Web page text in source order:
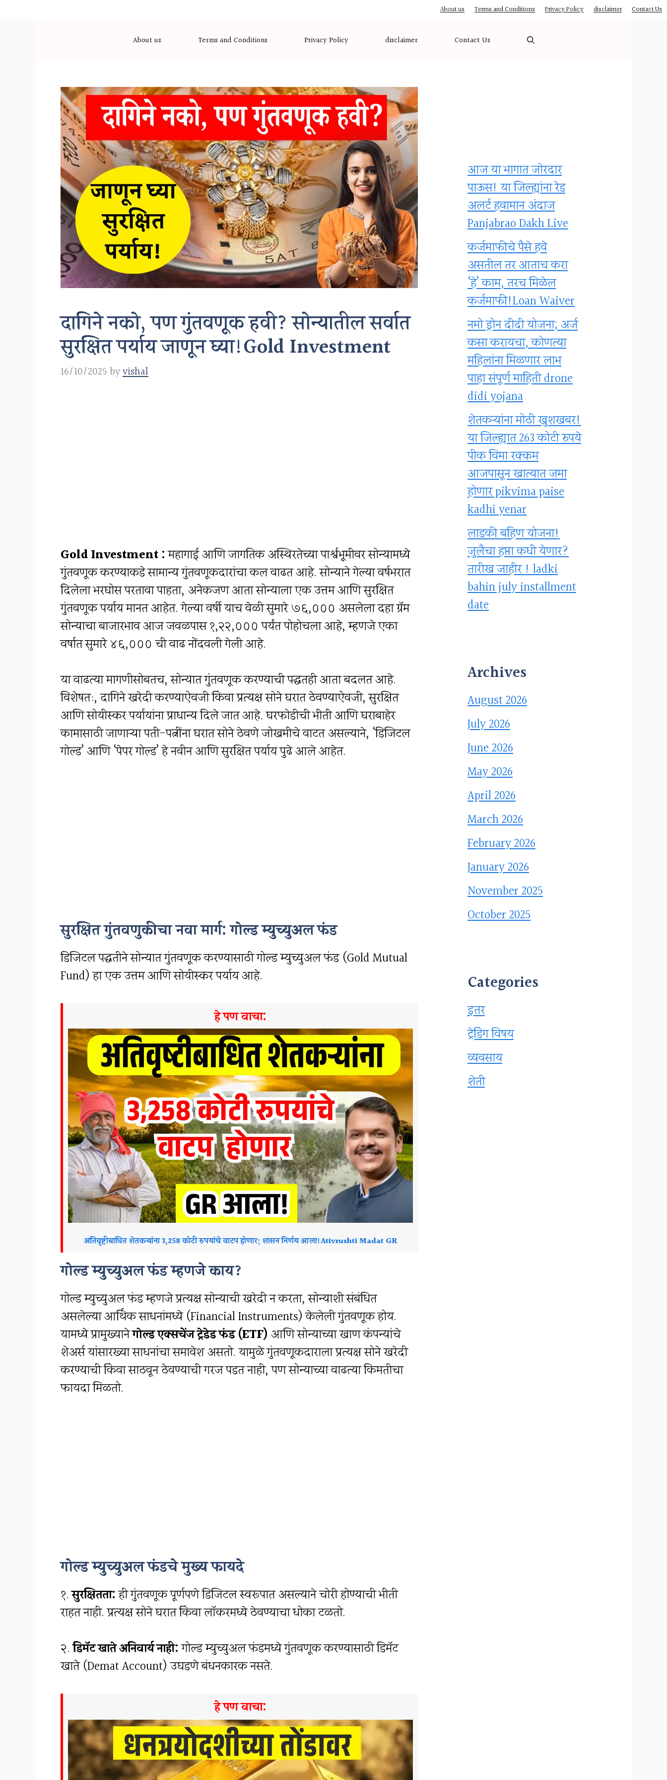
About us Terms and Conditions Privacy Policy disclaimer Contact Us
About us Terms and Conditions Privacy Policy disclaimer Contact Us
दागिने नको, पण गुंतवणूक हवी? सोन्यातील सर्वात
सुरक्षित पर्याय जाणून घ्या!Gold Investment
16/10/2025byvishal
Gold Investment :महागाई आणि जागतिक अस्थिरतेच्या पार्श्वभूमीवर सोन्यामध्ये
गुंतवणूक करण्याकडे सामान्य गुंतवणूकदारांचा कल वाढत आहे. सोन्याने गेल्या वर्षभरात
दिलेला भरघोस परतावा पाहता, अनेकजण आता सोन्याला एक उत्तम आणि सुरक्षित
गुंतवणूक पर्याय मानत आहेत. गेल्या वर्षी याच वेळी सुमारे ₹७६,००० असलेला दहा ग्रॅम
सोन्याचा बाजारभाव आज जवळपास ₹१,२२,००० पर्यंत पोहोचला आहे, म्हणजे एका
वर्षात सुमारे ₹४६,००० ची वाढ नोंदवली गेली आहे.
या वाढत्या मागणीसोबतच, सोन्यात गुंतवणूक करण्याची पद्धतही आता बदलत आहे.
विशेषतः, दागिने खरेदी करण्याऐवजी किंवा प्रत्यक्ष सोने घरात ठेवण्याऐवजी, सुरक्षित
आणि सोयीस्कर पर्यायांना प्राधान्य दिले जात आहे. घरफोडीची भीती आणि घराबाहेर
कामासाठी जाणाऱ्या पती-पत्नींना घरात सोने ठेवणे जोखमीचे वाटत असल्याने, ‘डिजिटल
गोल्ड’ आणि ‘पेपर गोल्ड’ हे नवीन आणि सुरक्षित पर्याय पुढे आले आहेत.
सुरक्षित गुंतवणुकीचा नवा मार्ग: गोल्ड म्युच्युअल फंड
डिजिटल पद्धतीने सोन्यात गुंतवणूक करण्यासाठी गोल्ड म्युच्युअल फंड (Gold Mutual
Fund) हा एक उत्तम आणि सोयीस्कर पर्याय आहे.
हे पण वाचा:
अतिवृष्टीबाधित शेतकऱ्यांना 3,258 कोटी रुपयांचे वाटप होणार; शासन निर्णय आला!Ativrushti Madat GR
गोल्ड म्युच्युअल फंड म्हणजे काय?
गोल्ड म्युच्युअल फंड म्हणजे प्रत्यक्ष सोन्याची खरेदी न करता, सोन्याशी संबंधित
असलेल्या आर्थिक साधनांमध्ये (Financial Instruments) केलेली गुंतवणूक होय.
यामध्ये प्रामुख्यानेगोल्ड एक्सचेंज ट्रेडेड फंड (ETF) आणि सोन्याच्या खाण कंपन्यांचे
शेअर्स यांसारख्या साधनांचा समावेश असतो. यामुळे गुंतवणूकदाराला प्रत्यक्ष सोने खरेदी
करण्याची किंवा साठवून ठेवण्याची गरज पडत नाही, पण सोन्याच्या वाढत्या किमतीचा
फायदा मिळतो.
गोल्ड म्युच्युअल फंडचे मुख्य फायदे
१.सुरक्षितता:ही गुंतवणूक पूर्णपणे डिजिटल स्वरूपात असल्याने चोरी होण्याची भीती
राहत नाही. प्रत्यक्ष सोने घरात किंवा लॉकरमध्ये ठेवण्याचा धोका टळतो.
२.डिमॅट खाते अनिवार्य नाही:गोल्ड म्युच्युअल फंडमध्ये गुंतवणूक करण्यासाठी डिमॅट
खाते (Demat Account) उघडणे बंधनकारक नसते.
हे पण वाचा:
आज या भागात जोरदार
पाऊस! या जिल्ह्यांना रेड
अलर्ट हवामान अंदाज
Panjabrao Dakh Live
कर्जमाफीचे पैसे हवे
असतील तर आताच करा
‘हे’ काम, तरच मिळेल
कर्जमाफी!Loan Waiver
नमो ड्रोन दीदी योजना; अर्ज
कसा करायचा, कोणत्या
महिलांना मिळणार लाभ
पाहा संपूर्ण माहिती drone
didi yojana
शेतकऱ्यांना मोठी खुशखबर!
या जिल्ह्यात 263 कोटी रुपये
पीक विमा रक्कम
आजपासून खात्यात जमा
होणार pikvima paise
kadhi yenar
लाडकी बहिण योजना!
जुलैचा हप्ता कधी येणार?
तारीख जाहीर ! ladki
bahin july installment
date
Archives
August 2026
July 2026
June 2026
May 2026
April 2026
March 2026
February 2026
January 2026
November 2025
October 2025
Categories
इतर
ट्रेडिंग विषय
व्यवसाय
शेती